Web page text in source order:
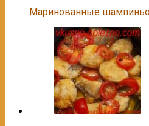
Маринованные